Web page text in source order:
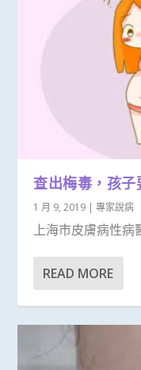
查出梅毒，孩子
1 月 9, 2019 |專家說病
上海市皮膚病性病
READ MORE